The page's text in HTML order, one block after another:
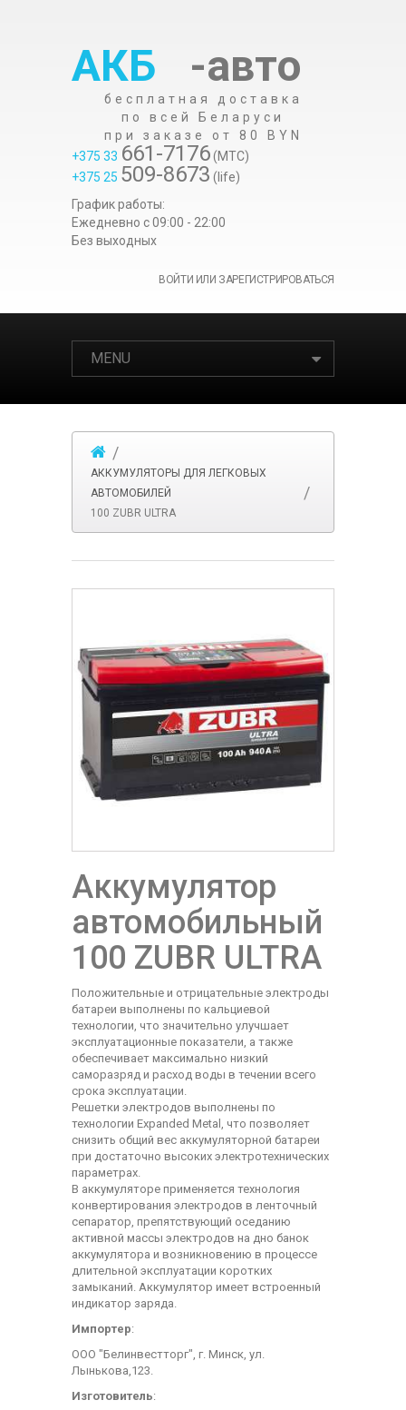
АКБ -авто
бесплатная доставка
по всей Беларуси
при заказе от 80 BYN
+375 33 661-7176(МТС)
+375 25 509-8673 (life)
График работы:
Ежедневно c 09:00 - 22:00
Без выходных
ВОЙТИ ИЛИ ЗАРЕГИСТРИРОВАТЬСЯ
MENU
АККУМУЛЯТОРЫ ДЛЯ ЛЕГКОВЫХ
АВТОМОБИЛЕЙ
100 ZUBR ULTRA
Аккумулятор
автомобильный
100 ZUBR ULTRA
Положительные и отрицательные электроды
батареи выполнены по кальциевой
технологии, что значительно улучшает
эксплуатационные показатели, а также
обеспечивает максимально низкий
саморазряд и расход воды в течении всего
срока эксплуатации.
Решетки электродов выполнены по
технологии Expanded Metal, что позволяет
снизить общий вес аккумуляторной батареи
при достаточно высоких электротехнических
параметрах.
В аккумуляторе применяется технология
конвертирования электродов в ленточный
сепаратор, препятствующий оседанию
активной массы электродов на дно банок
аккумулятора и возникновению в процессе
длительной эксплуатации коротких
замыканий. Аккумулятор имеет встроенный
индикатор заряда.
Импортер:
ООО "Белинвестторг", г. Минск, ул.
Лынькова,123.
Изготовитель: